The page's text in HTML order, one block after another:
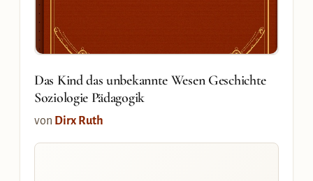
Das Kind das unbekannte Wesen Geschichte
Soziologie Pädagogik
von Dirx Ruth